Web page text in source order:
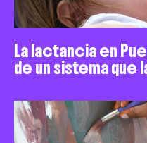
La lactancia en
de un sistema que